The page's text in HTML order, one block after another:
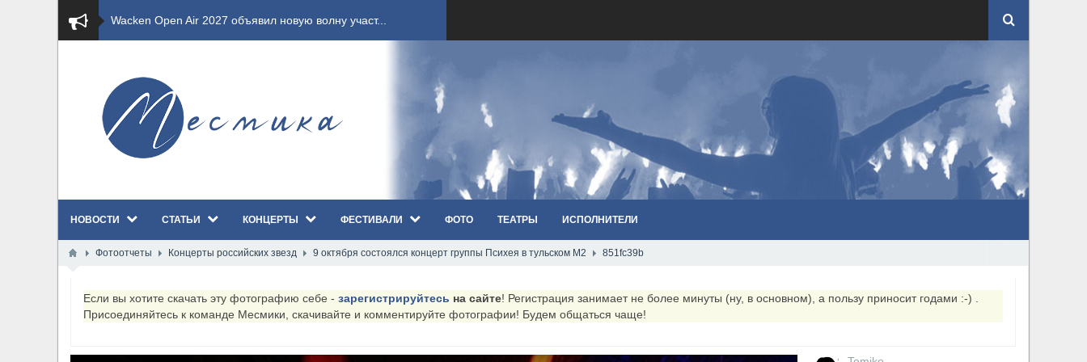
​Wacken Open Air 2027 объявил новую волну участ...
​Wacken Open Air 2026 полностью распродан
GHOST возвращаются на большие экраны с новым ко...
​Wacken Open Air 2026: открыт новый портал Cash...
Всероссийский рок-фестиваль HAMMER FEST впервые...
НОВОСТИ СТАТЬИ КОНЦЕРТЫ ФЕСТИВАЛИ ФОТО ТЕАТРЫ ИСПОЛНИТЕЛИ
Фотоотчеты Концерты российских звезд 9 октября состоялся концерт группы Психея в тульском М2 851fc39b
Если вы хотите скачать эту фотографию себе - зарегистрируйтесь на сайте! Регистрация занимает не более минуты (ну, в основном), а пользу приносит годами :-) .
Присоединяйтесь к команде Месмики, скачивайте и комментируйте фотографии! Будем общаться чаще!